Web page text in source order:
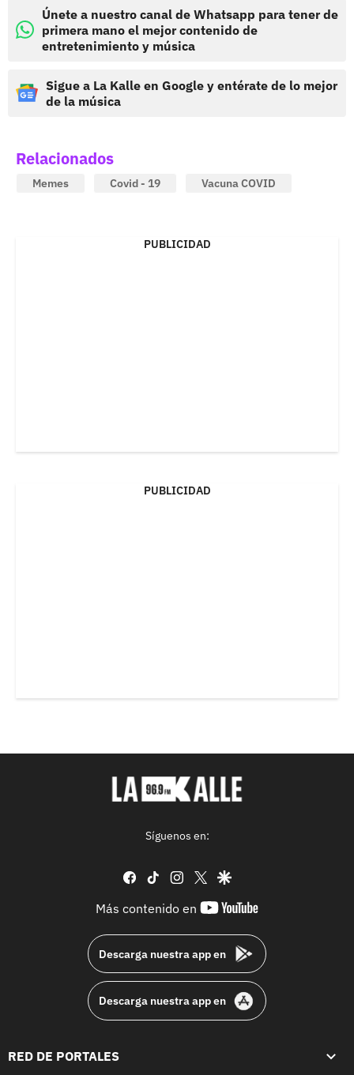
Únete a nuestro canal de Whatsapp para tener de
primera mano el mejor contenido de
entretenimiento y música
Sigue a La Kalle en Google y entérate de lo mejor
de la música
Relacionados
Memes Covid - 19 Vacuna COVID
PUBLICIDAD
PUBLICIDAD
Síguenos en:
facebook
tiktok instagram
twittergoogle
Más contenido en
youtube-
Descarga nuestra app en
Descarga nuestra app en
RED DE PORTALES